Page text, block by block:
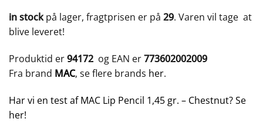
in stockpå lager, fragtprisen er på 29. Varen vil tage at
blive leveret!
Produktid er94172 og EAN er773602002009
Fra brand MAC, se flere brands her.
Har vi en test af MAC Lip Pencil 1,45 gr. – Chestnut? Se
her!